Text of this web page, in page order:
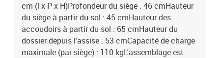
cm (l x P x H)Profondeur du siège : 46 cmHauteur
du siège à partir du sol : 45 cmHauteur des
accoudoirs à partir du sol : 65 cmHauteur du
dossier depuis l'assise : 53 cmCapacité de charge
maximale (par siège) : 110 kgL'assemblage est